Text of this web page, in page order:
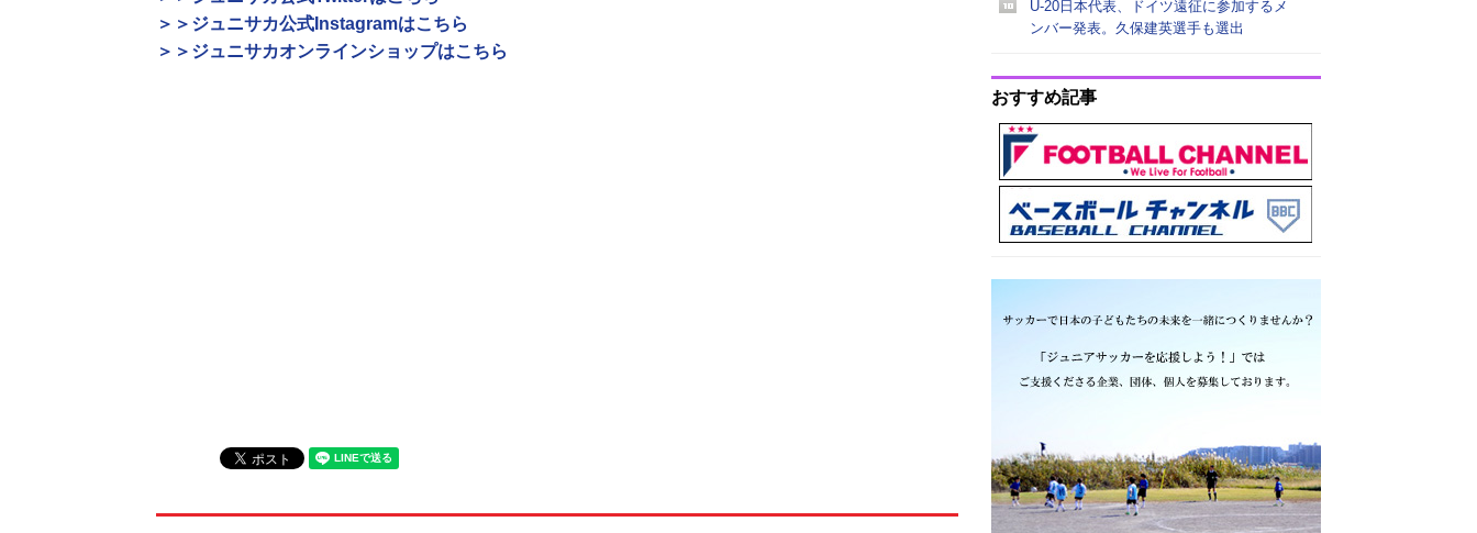
＞＞ジュニサカ公式Instagramはこちら
＞＞ジュニサカオンラインショップはこちら
U-20日本代表、ドイツ遠征に参加するメ
ンバー発表。久保建英選手も選出
おすすめ記事